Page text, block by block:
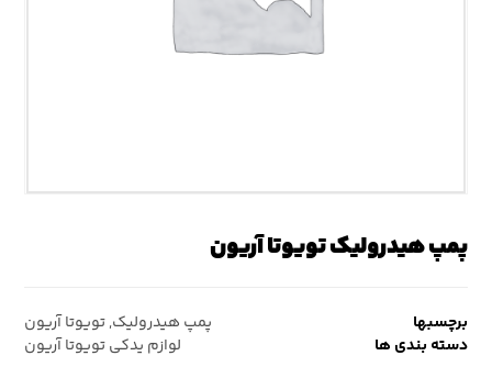
پمپ هیدرولیک تویوتا آریون
برچسبها پمپ هیدرولیک,تویوتا آریون
دسته بندی ها
لوازم یدکی تویوتا آریون